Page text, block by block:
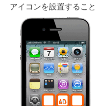
アイコンを設置するこ